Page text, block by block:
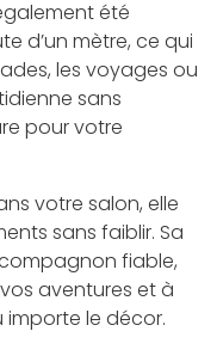
été
d’un mètre, ce qui
les voyages ou
sans
pour votre
votre salon, elle
sans faiblir. Sa
fiable,
aventures et à
importe le décor.